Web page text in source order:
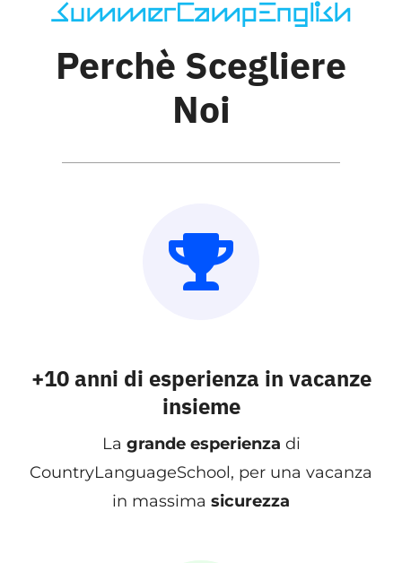
SummerCampEnglish
Perchè Scegliere
Noi
+10 anni di esperienza in vacanze
insieme
La grande esperienza di
CountryLanguageSchool, per una vacanza
in massima sicurezza